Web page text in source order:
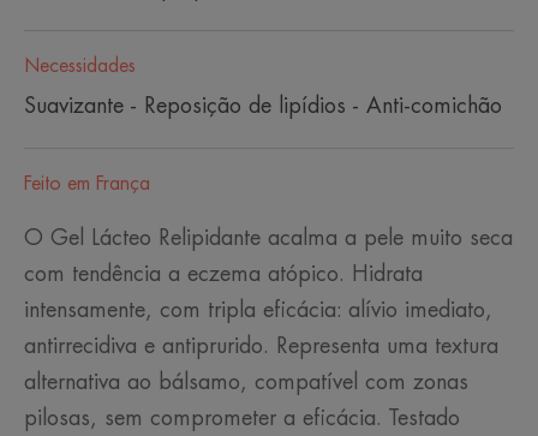
Necessidades
Suavizante - Reposição de lipídios - Anti-comichão
Feito em França
O Gel Lácteo Relipidante acalma a pele muito seca
com tendência a eczema atópico. Hidrata
intensamente, com tripla eficácia: alívio imediato,
antirrecidiva e antiprurido. Representa uma textura
alternativa ao bálsamo, compatível com zonas
pilosas, sem comprometer a eficácia. Testado